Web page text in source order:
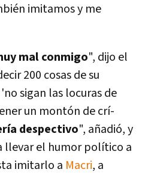
imitamos y me
mal conmigo", dijo el
200 cosas de su
sigan las locuras de
un montón de crí­
despectivo", añadió, y
llevar el humor polí­tico a
imitarlo a Macri, a